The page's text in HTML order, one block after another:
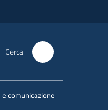
Cerca
comunicazione